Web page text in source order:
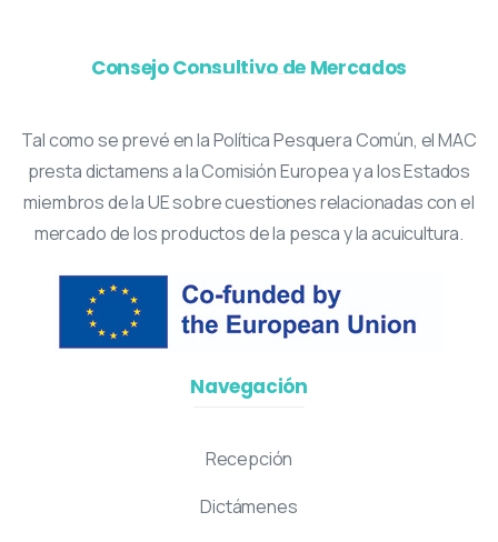
Consejo Consultivo de Mercados
Tal como se prevé en la Política Pesquera Común, el MAC
presta dictamens a la Comisión Europea y a los Estados
miembros de la UE sobre cuestiones relacionadas con el
mercado de los productos de la pesca y la acuicultura.
Navegación
Recepción
Dictámenes